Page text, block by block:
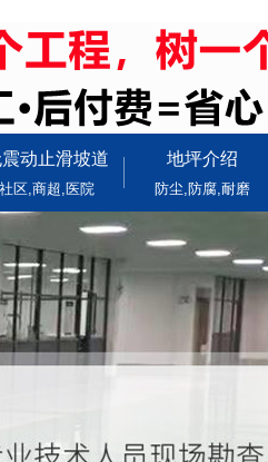
动止滑坡道
社区,商超,医院
地坪介绍
防尘,防腐,耐磨